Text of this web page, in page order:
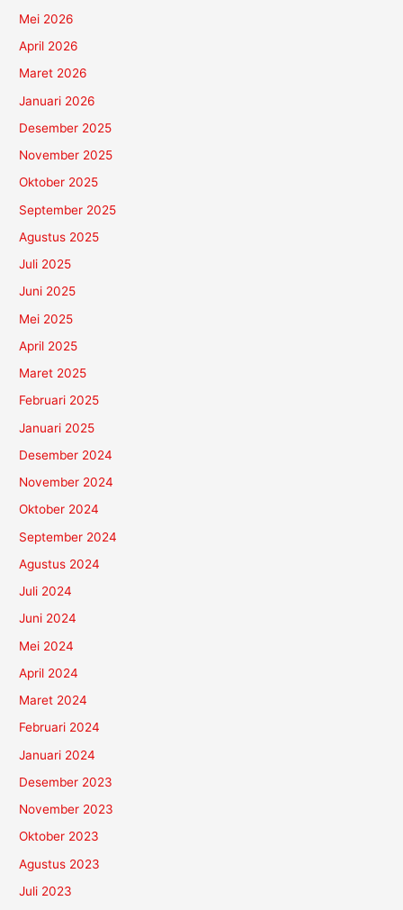
Mei 2026
April 2026
Maret 2026
Januari 2026
Desember 2025
November 2025
Oktober 2025
September 2025
Agustus 2025
Juli 2025
Juni 2025
Mei 2025
April 2025
Maret 2025
Februari 2025
Januari 2025
Desember 2024
November 2024
Oktober 2024
September 2024
Agustus 2024
Juli 2024
Juni 2024
Mei 2024
April 2024
Maret 2024
Februari 2024
Januari 2024
Desember 2023
November 2023
Oktober 2023
Agustus 2023
Juli 2023